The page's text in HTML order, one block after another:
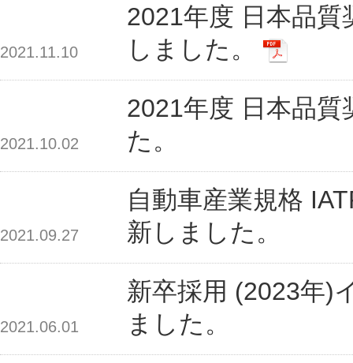
2021.11.10
2021年度 日本品質
しました。
2021.10.02
2021年度 日本品
た。
2021.09.27
自動車産業規格
新しました。
2021.06.01
新卒採用 (2023年)
ました。